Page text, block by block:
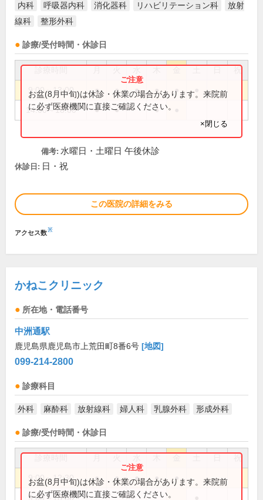
内科 呼吸器内科 消化器科 リハビリテーション科
放射
線科
整形外科
診療/受付時間・休診日
祝
9:00～13:00 ● ● ● ● ●
14:00～18:00 ● ● ●
お盆(8月中旬)は休診・休業の場合があります。来院前
に必ず医療機関に直接ご確認ください。
×閉じる
備考: 水曜日・土曜日 午後休診
休診日: 日・祝
この医院の詳細をみる
アクセス数※
かねこクリニック
所在地・電話番号
中洲通駅
鹿児島県鹿児島市上荒田町8番6号 [地図]
099-214-2800
診療科目
外科 麻酔科 放射線科 婦人科 乳腺外科 形成外科
診療/受付時間・休診日
祝
9:00～12:30 ● ● ● ● ●
9:00～18:00
お盆(8月中旬)は休診・休業の場合があります。来院前
に必ず医療機関に直接ご確認ください。